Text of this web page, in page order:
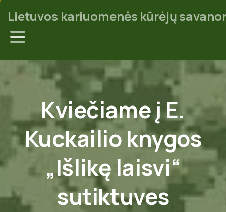
Lietuvos kariuomenės kūrėjų
KviečiameįE.
Kuckailio knygos
„Išlikę laisvi“
sutiktuves